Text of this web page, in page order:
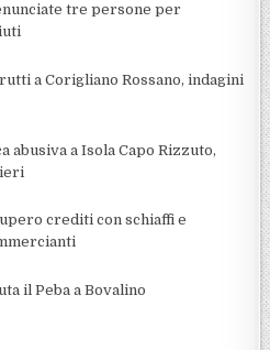
tre persone per
a Corigliano Rossano, indagini
abusiva a Isola Capo Rizzuto,
crediti con schiaffi e
il Peba a Bovalino